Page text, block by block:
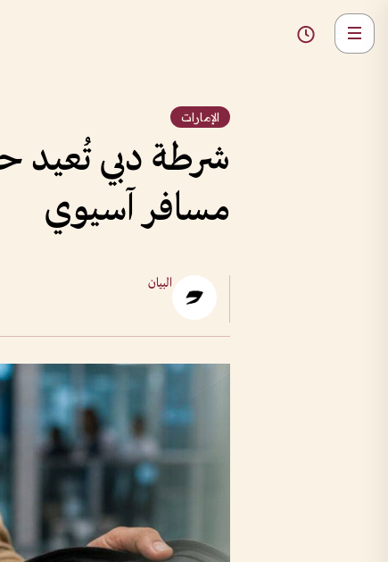
الإمارات
شرطة دبي تُعيد
مسافر آسيوي
البيان